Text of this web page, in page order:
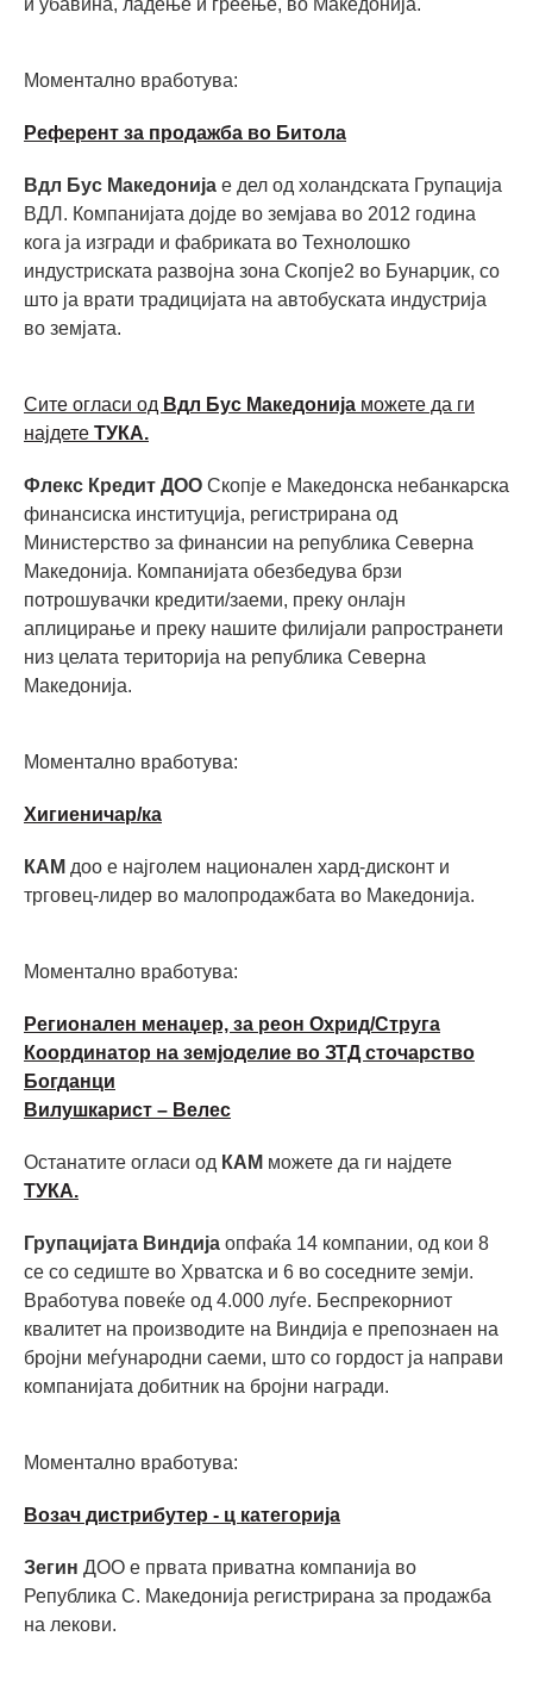
Моментално вработува:
Референт за продажба во Битола
Вдл Бус Македонија е дел од холандската Групација
ВДЛ. Компанијата дојде во земјава во 2012 година
кога ја изгради и фабриката во Технолошко
индустриската развојна зона Скопје2 во Бунарџик, со
што ја врати традицијата на автобуската индустрија
во земјата.
Сите огласи од Вдл Бус Македонија можете да ги
најдете ТУКА.
Флекс Кредит ДОО Скопје е Македонска небанкарска
финансиска институција, регистрирана од
Министерство за финансии на република Северна
Македонија. Компанијата обезбедува брзи
потрошувачки кредити/заеми, преку онлајн
аплицирање и преку нашите филијали рапространети
низ целата територија на република Северна
Македонија.
Моментално вработува:
Хигиеничар/ка
КАМ доо е најголем национален хард-дисконт и
трговец-лидер во малопродажбата во Македонија.
Моментално вработува:
Регионален менаџер, за реон Охрид/Струга
Координатор на земјоделие во ЗТД сточарство
Богданци
Вилушкарист – Велес
Останатите огласи од КАМ можете да ги најдете
ТУКА.
Групацијата Виндија опфаќа 14 компании, од кои 8
се со седиште во Хрватска и 6 во соседните земји.
Вработува повеќе од 4.000 луѓе. Беспрекорниот
квалитет на производите на Виндија е препознаен на
бројни меѓународни саеми, што со гордост ја направи
компанијата добитник на бројни награди.
Моментално вработува:
Возач дистрибутер - ц категорија
Зегин ДОО е првата приватна компанија во
Република С. Македонија регистрирана за продажба
на лекови.